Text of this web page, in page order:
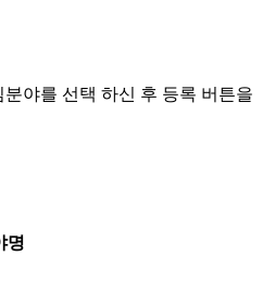
야를 선택 하신 후 등록 버튼을
명